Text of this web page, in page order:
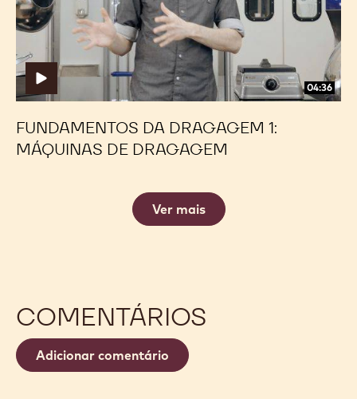
04:36
Máquinas
de
Dragagem
FUNDAMENTOS DA DRAGAGEM 1:
MÁQUINAS DE DRAGAGEM
Máquinas
de
Dragagem
Ver mais
COMENTÁRIOS
Adicionar comentário